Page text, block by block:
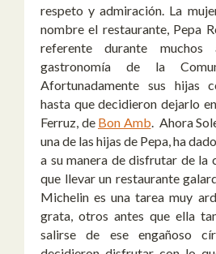
respeto y admiración. La
nombre el restaurante, Pepa
referente durante
gastronomía de la
Afortunadamente sus hijas
hasta que decidieron dejarlo
Ferruz, de Bon Amb. Ahora
una de las hijas de Pepa, ha
a su manera de disfrutar de la
que llevar un restaurante
Michelin es una tarea muy
grata, otros antes que ella
salirse de ese engañoso